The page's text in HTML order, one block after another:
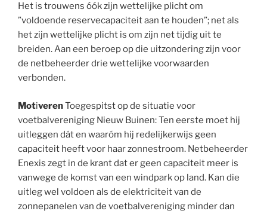
Het is trouwens óók zijn wettelijke plicht om
”voldoende reservecapaciteit aan te houden”; net als
het zijn wettelijke plicht is om zijn net tijdig uit te
breiden. Aan een beroep op die uitzondering zijn voor
de netbeheerder drie wettelijke voorwaarden
verbonden.
MotiverenToegespitst op de situatie voor
voetbalvereniging Nieuw Buinen: Ten eerste moet hij
uitleggen dát en waaróm hij redelijkerwijs geen
capaciteit heeft voor haar zonnestroom. Netbeheerder
Enexis zegt in de krant dat er geen capaciteit meer is
vanwege de komst van een windpark op land. Kan die
uitleg wel voldoen als de elektriciteit van de
zonnepanelen van de voetbalvereniging minder dan